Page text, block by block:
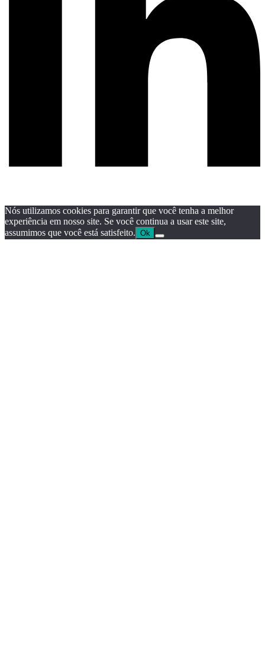
Nós utilizamos cookies para garantir que você tenha a melhor
experiência em nosso site. Se você continua a usar este site,
assumimos que você está satisfeito. Ok